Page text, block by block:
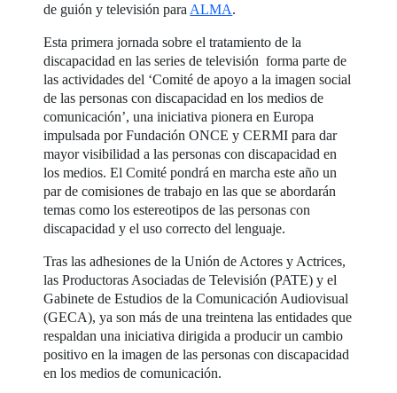
de guión y televisión para ALMA.
Esta primera jornada sobre el tratamiento de la
discapacidad en las series de televisión forma parte de
las actividades del ‘Comité de apoyo a la imagen social
de las personas con discapacidad en los medios de
comunicación’, una iniciativa pionera en Europa
impulsada por Fundación ONCE y CERMI para dar
mayor visibilidad a las personas con discapacidad en
los medios. El Comité pondrá en marcha este año un
par de comisiones de trabajo en las que se abordarán
temas como los estereotipos de las personas con
discapacidad y el uso correcto del lenguaje.
Tras las adhesiones de la Unión de Actores y Actrices,
las Productoras Asociadas de Televisión (PATE) y el
Gabinete de Estudios de la Comunicación Audiovisual
(GECA), ya son más de una treintena las entidades que
respaldan una iniciativa dirigida a producir un cambio
positivo en la imagen de las personas con discapacidad
en los medios de comunicación.